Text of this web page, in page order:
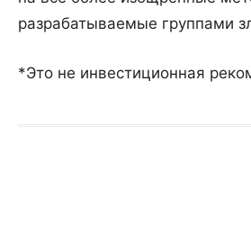
разрабатываемые группами
*Это не инвестиционная